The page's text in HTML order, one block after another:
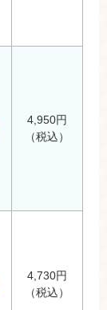
4,950円
（税込）
4,730円
（税込）